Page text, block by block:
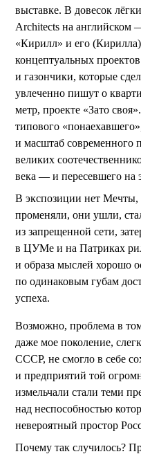
выставке. В довесок
Architects на английском
«Кирилл» и его
концептуальных
и газончики, которые
увлеченно пишут о
метр, проекте «Зато
типового
и масштаб современного
великих
века — и пересевшего на
В экспозиции нет
променяли, они ушли,
из запрещенной сети,
в ЦУМе и на Патриках
и образа мыслей хорошо
по одинаковым губам
успеха.
Возможно, проблема в
даже мое поколение,
СССР, не смогло в себе
и предприятий той
измельчали стали теми
над неспособностью
невероятный простор
Почему так случилось?